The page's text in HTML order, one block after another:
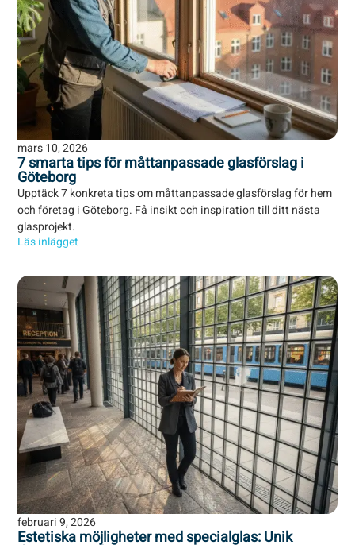
mars 10, 2026
7 smarta tips för måttanpassade glasförslag i
Göteborg
Upptäck 7 konkreta tips om måttanpassade glasförslag för hem
och företag i Göteborg. Få insikt och inspiration till ditt nästa
glasprojekt.
Läs inlägget
februari 9, 2026
Estetiska möjligheter med specialglas: Unik